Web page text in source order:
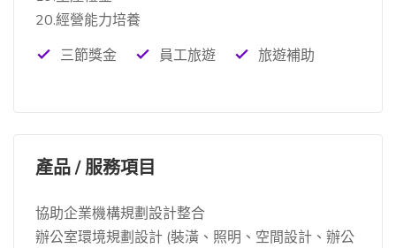
20.經營能力培養
三節獎金
員工旅遊 旅遊補助
產品 / 服務項目
協助企業機構規劃設計整合
辦公室環境規劃設計 (裝潢、照明、空間設計、辦公